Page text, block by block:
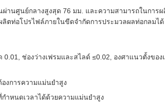
ผ่านศูนย์กลางสูงสุด 76 มม. และความสามารถในก
ตท่อโปรไฟล์ภายในขีดจำกัดการประมวลผลท่อกลม
0.01, ช่องว่างเฟรมและสไลด์ ≤0.02, องศาแนวตั้งข
งการความแม่นยำสูง
ำหนดเวลาได้ด้วยความแม่นยำสูง